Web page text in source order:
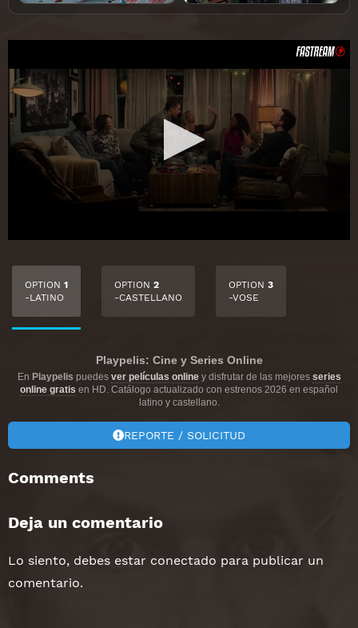
OPTION 1
-LATINO
OPTION 2
-CASTELLANO
OPTION 3
-VOSE
Playpelis: Cine y Series Online
En Playpelis puedes ver películas onliney disfrutar de las mejores series
online gratis en HD. Catálogo actualizado con estrenos 2026 en español
latino y castellano.
REPORTE / SOLICITUD
Comments
Deja un comentario
Lo siento, debes estar conectado para publicar un
comentario.